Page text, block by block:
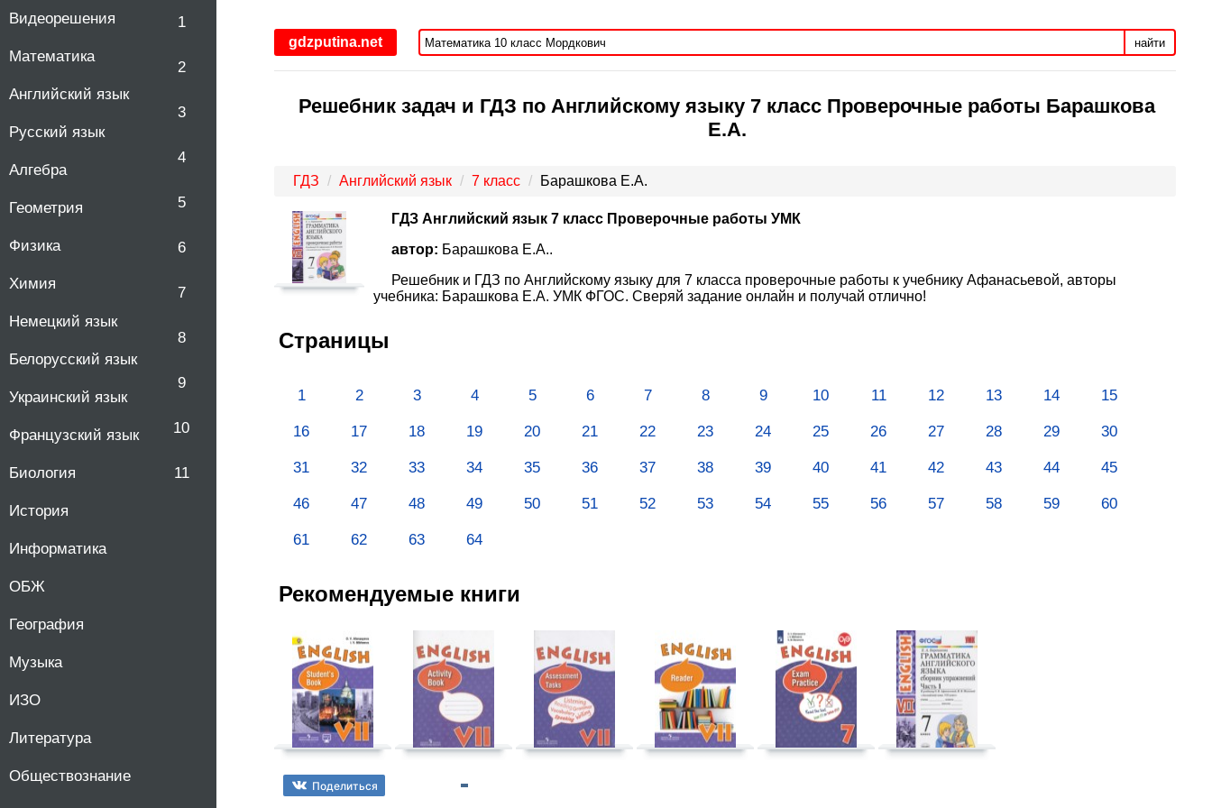
Видеорешения
Математика
Английский язык
Русский язык
Алгебра
Геометрия
Физика
Химия
Немецкий язык
Белорусский язык
Украинский язык
Французский язык
Биология
История
Информатика
ОБЖ
География
Музыка
ИЗО
Литература
Обществознание
1
2
3
4
5
6
7
8
9
10
11
gdzputina.net найти
Решебник задач и ГДЗ по Английскому языку 7 класс Проверочные работы Барашкова
Е.А.
ГДЗ Английский язык 7 класс Барашкова Е.А.
ГДЗ Английский язык 7 класс Проверочные работы УМК
автор: Барашкова Е.А..
Решебник и ГДЗ по Английскому языку для 7 класса проверочные работы к учебнику Афанасьевой, авторы
учебника: Барашкова Е.А. УМК ФГОС. Сверяй задание онлайн и получай отлично!
Страницы
1 2 3 4 5 6 7 8 9 10 11 12 13 14 15
16 17 18 19 20 21 22 23 24 25 26 27 28 29 30
31 32 33 34 35 36 37 38 39 40 41 42 43 44 45
46 47 48 49 50 51 52 53 54 55 56 57 58 59 60
61 62 63 64
Рекомендуемые книги
Поделиться